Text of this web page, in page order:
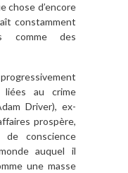
chose d’encore
constamment
comme des
liées au crime
Driver), ex-
prospère,
conscience
auquel il
une masse